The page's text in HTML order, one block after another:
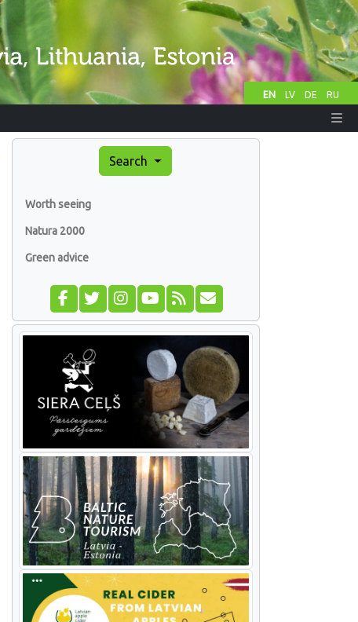
EN LV DE RU
Search
Worth seeing
Natura 2000
Green advice